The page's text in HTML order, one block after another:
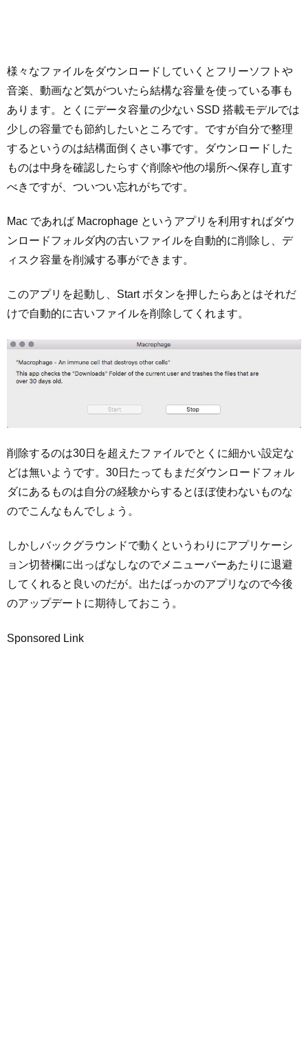
様々なファイルをダウンロードしていくとフリーソフトや
音楽、動画など気がついたら結構な容量を使っている事も
あります。とくにデータ容量の少ない SSD 搭載モデルでは
少しの容量でも節約したいところです。ですが自分で整理
するというのは結構面倒くさい事です。ダウンロードした
ものは中身を確認したらすぐ削除や他の場所へ保存し直す
べきですが、ついつい忘れがちです。
Mac であれば Macrophage というアプリを利用すればダウ
ンロードフォルダ内の古いファイルを自動的に削除し、デ
ィスク容量を削減する事ができます。
このアプリを起動し、Start ボタンを押したらあとはそれだ
けで自動的に古いファイルを削除してくれます。
削除するのは30日を超えたファイルでとくに細かい設定な
どは無いようです。30日たってもまだダウンロードフォル
ダにあるものは自分の経験からするとほぼ使わないものな
のでこんなもんでしょう。
しかしバックグラウンドで動くというわりにアプリケーシ
ョン切替欄に出っぱなしなのでメニューバーあたりに退避
してくれると良いのだが。出たばっかのアプリなので今後
のアップデートに期待しておこう。
Sponsored Link